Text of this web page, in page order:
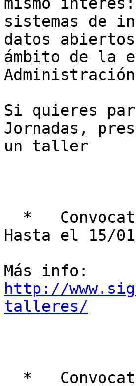
mismo
sistemas de
datos
ámbito de la
Si quieres
Jornadas,
un taller
Hasta el 15/
http://
talleres/